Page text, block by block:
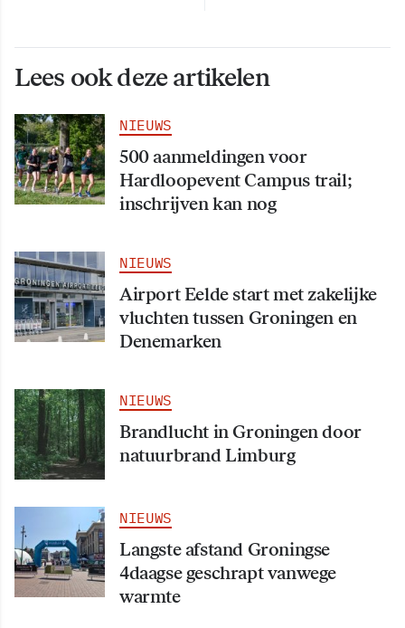
Lees ook deze artikelen
NIEUWS
500 aanmeldingen voor
Hardloopevent Campus trail;
inschrijven kan nog
NIEUWS
Airport Eelde start met zakelijke
vluchten tussen Groningen en
Denemarken
NIEUWS
Brandlucht in Groningen door
natuurbrand Limburg
NIEUWS
Langste afstand Groningse
4daagse geschrapt vanwege
warmte